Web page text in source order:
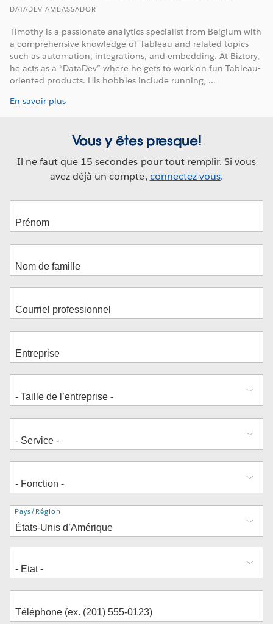
DATADEV AMBASSADOR
Timothy is a passionate analytics specialist from Belgium with
a comprehensive knowledge of Tableau and related topics
such as automation, integrations, and embedding. At Biztory,
he acts as a “DataDev” where he gets to work on fun Tableau-
oriented products. His hobbies include running, ...
En savoir plus
Vous y êtes presque!
Il ne faut que 15 secondes pour tout remplir. Si vous
avez déjà un compte, connectez-vous.
Adresse
Pays/Région